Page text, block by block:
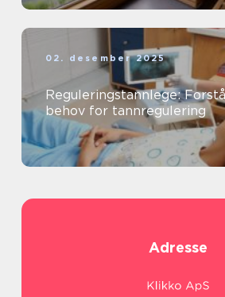
02. desember 2025
Reguleringstannlege:
behov for tannregulering
Adresse